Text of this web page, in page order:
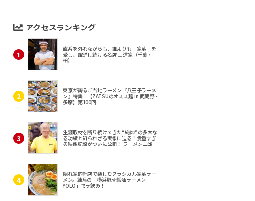
アクセスランキング
直系を外れながらも、誰よりも「家系」を
愛し、躍進し続ける名店 王道家（千葉・
柏）
東京が誇るご当地ラーメン『八王子ラーメ
ン』特集！【ZATSUのオスス麺 in 武蔵野・
多摩】第100回
生涯取材を断り続けてきた“総帥”の多大な
る功績と知られざる実像に迫る！貴重すぎ
る映像記録がついに公開！ ラーメン二郎
隠れ家的新店で楽しむクラシカル家系ラー
メン。練馬の「横浜豚骨醤油ラーメン
YOLO」でラ飲み！